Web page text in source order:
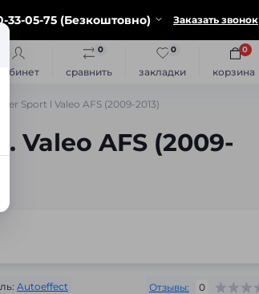
33-05-75 (Безкоштовно) Заказать звонок
кабинет сравнить
0
закладки
0
корзина
0
Sport l Valeo AFS (2009-2013)
Valeo AFS (2009-
Autoeffect Отзывы: 0